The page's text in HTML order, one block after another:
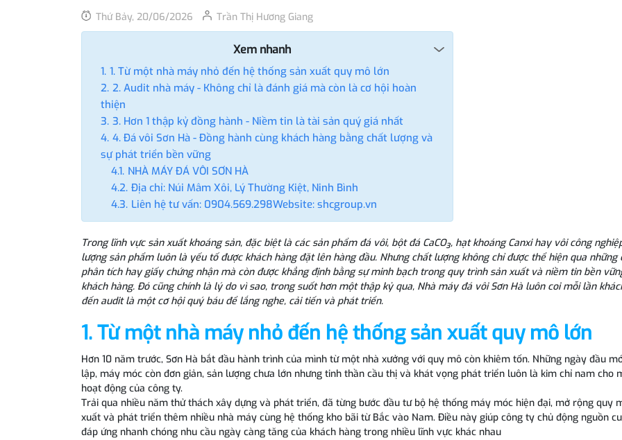
Thứ Bảy, 20/06/2026 Trần Thị Hương Giang
Xem nhanh
1. Từ một nhà máy nhỏ đến hệ thống sản xuất quy mô lớn
2. Audit nhà máy - Không chỉ là đánh giá mà còn là cơ hội hoàn
thiện
3. Hơn 1 thập kỷ đồng hành - Niềm tin là tài sản quý giá nhất
4. Đá vôi Sơn Hà - Đồng hành cùng khách hàng bằng chất lượng và
sự phát triển bền vững
NHÀ MÁY ĐÁ VÔI SƠN HÀ
Địa chỉ: Núi Mâm Xôi, Lý Thường Kiệt, Ninh Bình
Liên hệ tư vấn: 0904.569.298Website: shcgroup.vn
Trong lĩnh vực sản xuất khoáng sản, đặc biệt là các sản phẩm đá vôi, bột đá CaCO₃, hạt khoáng Canxi hay vôi công
lượng sản phẩm luôn là yếu tố được khách hàng đặt lên hàng đầu. Nhưng chất lượng không chỉ được thể hiện qua những
phân tích hay giấy chứng nhận mà còn được khẳng định bằng sự minh bạch trong quy trình sản xuất và niềm tin bền
khách hàng. Đó cũng chính là lý do vì sao, trong suốt hơn một thập kỷ qua, Nhà máy đá vôi Sơn Hà luôn coi mỗi lần
đến audit là một cơ hội quý báu để lắng nghe, cải tiến và phát triển.
1. Từ một nhà máy nhỏ đến hệ thống sản xuất quy mô lớn
Hơn 10 năm trước, Sơn Hà bắt đầu hành trình của mình từ một nhà xưởng với quy mô còn khiêm tốn. Những ngày đầu
lập, máy móc còn đơn giản, sản lượng chưa lớn nhưng tinh thần cầu thị và khát vọng phát triển luôn là kim chỉ nam cho
hoạt động của công ty.
Trải qua nhiều năm thử thách xây dựng và phát triển, đã từng bước đầu tư bộ hệ thống máy móc hiện đại, mở rộng quy
xuất và phát triển thêm nhiều nhà máy cùng hệ thống kho bãi từ Bắc vào Nam. Điều này giúp công ty chủ động nguồn
đáp ứng nhanh chóng nhu cầu ngày càng tăng của khách hàng trong nhiều lĩnh vực khác nhau